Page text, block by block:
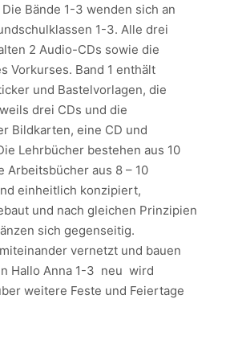
Bände 1-3 wenden sich an
1-3. Alle drei
2 Audio-CDs sowie die
Vorkurses. Band 1 enthält
und Bastelvorlagen, die
drei CDs und die
Bildkarten, eine CD und
Lehrbücher bestehen aus 10
Arbeitsbücher aus 8 – 10
einheitlich konzipiert,
und nach gleichen Prinzipien
sich gegenseitig.
vernetzt und bauen
Hallo Anna 1-3 neu wird
weitere Feste und Feiertage